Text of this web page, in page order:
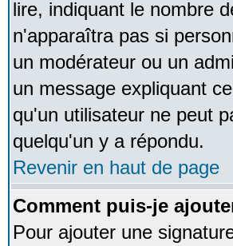
lire, indiquant le nombre
n'apparaîtra pas si
un modérateur ou un
un message expliquant
qu'un utilisateur ne peut
quelqu'un y a répondu.
Revenir en haut de page
Comment puis-je
Pour ajouter une